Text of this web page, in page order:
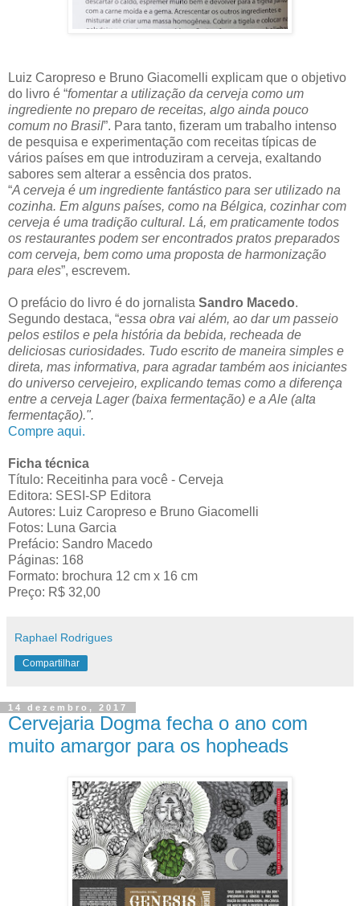
Luiz Caropreso e Bruno Giacomelli explicam que o objetivo
do livro é “fomentar a utilização da cerveja como um
ingrediente no preparo de receitas, algo ainda pouco
comum no Brasil”. Para tanto, fizeram um trabalho intenso
de pesquisa e experimentação com receitas típicas de
vários países em que introduziram a cerveja, exaltando
sabores sem alterar a essência dos pratos.
“A cerveja é um ingrediente fantástico para ser utilizado na
cozinha. Em alguns países, como na Bélgica, cozinhar com
cerveja é uma tradição cultural. Lá, em praticamente todos
os restaurantes podem ser encontrados pratos preparados
com cerveja, bem como uma proposta de harmonização
para eles”, escrevem.
O prefácio do livro é do jornalista Sandro Macedo.
Segundo destaca, “essa obra vai além, ao dar um passeio
pelos estilos e pela história da bebida, recheada de
deliciosas curiosidades. Tudo escrito de maneira simples e
direta, mas informativa, para agradar também aos iniciantes
do universo cervejeiro, explicando temas como a diferença
entre a cerveja Lager (baixa fermentação) e a Ale (alta
fermentação).".
Compre aqui.
Ficha técnica
Título: Receitinha para você - Cerveja
Editora: SESI-SP Editora
Autores: Luiz Caropreso e Bruno Giacomelli
Fotos: Luna Garcia
Prefácio: Sandro Macedo
Páginas: 168
Formato: brochura 12 cm x 16 cm
Preço: R$ 32,00
Raphael Rodrigues
Compartilhar
14 dezembro, 2017
Cervejaria Dogma fecha o ano com
muito amargor para os hopheads